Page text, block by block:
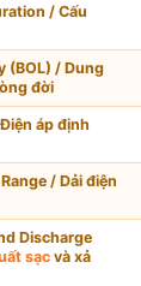
/ Cấu
(BOL) / Dung
đời
áp định
/ Dải điện
Discharge
sạcvà xả